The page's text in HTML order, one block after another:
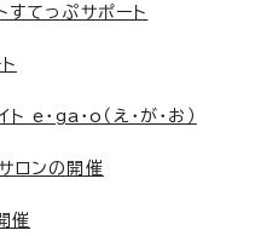
すてっぷサポート
e・ga・o（え・が・お）
ロンの開催
催